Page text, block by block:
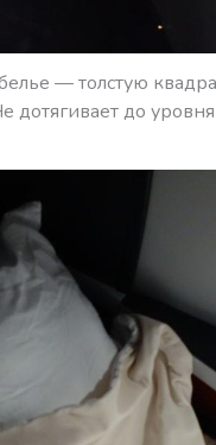
— толстую
до